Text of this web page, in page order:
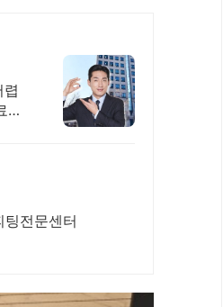
체
전문센터